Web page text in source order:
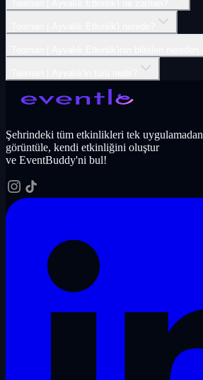
Şehrindeki tüm etkinlikleri tek uygulamadan
görüntüle, kendi etkinliğini oluştur
ve EventBuddy'ni bul!